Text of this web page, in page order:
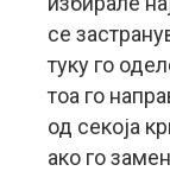
се
туку го
тоа го
од секоја
ако го